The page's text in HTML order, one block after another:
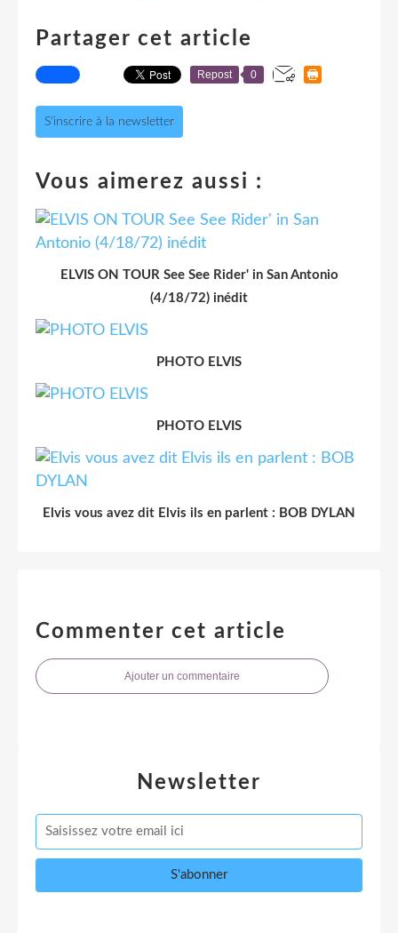
Partager cet article
Repost 0
S'inscrire à la newsletter
Vous aimerez aussi :
ELVIS ON TOUR See See Rider' in San Antonio
(4/18/72) inédit
PHOTO ELVIS
PHOTO ELVIS
Elvis vous avez dit Elvis ils en parlent : BOB DYLAN
Commenter cet article
Ajouter un commentaire
Newsletter